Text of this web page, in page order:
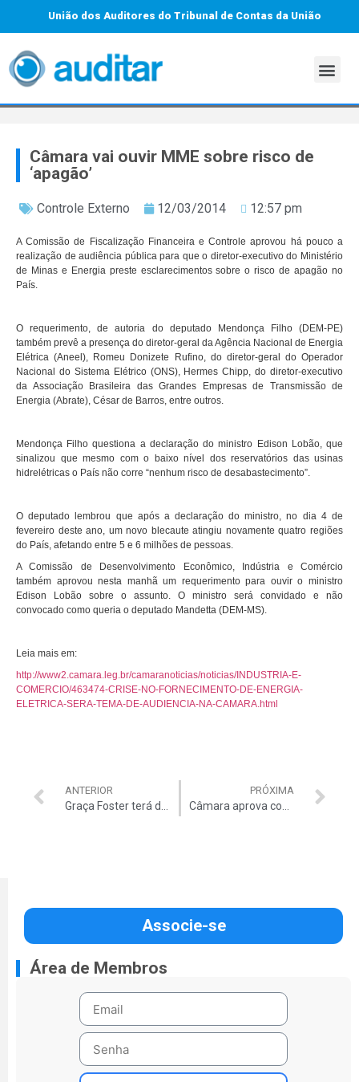
União dos Auditores do Tribunal de Contas da União
Câmara vai ouvir MME sobre risco de
‘apagão’
Controle Externo 12/03/2014 12:57 pm
A Comissão de Fiscalização Financeira e Controle aprovou há pouco a
realização de audiência pública para que o diretor-executivo do Ministério
de Minas e Energia preste esclarecimentos sobre o risco de apagão no
País.
O requerimento, de autoria do deputado Mendonça Filho (DEM-PE)
também prevê a presença do diretor-geral da Agência Nacional de Energia
Elétrica (Aneel), Romeu Donizete Rufino, do diretor-geral do Operador
Nacional do Sistema Elétrico (ONS), Hermes Chipp, do diretor-executivo
da Associação Brasileira das Grandes Empresas de Transmissão de
Energia (Abrate), César de Barros, entre outros.
Mendonça Filho questiona a declaração do ministro Edison Lobão, que
sinalizou que mesmo com o baixo nível dos reservatórios das usinas
hidrelétricas o País não corre “nenhum risco de desabastecimento”.
O deputado lembrou que após a declaração do ministro, no dia 4 de
fevereiro deste ano, um novo blecaute atingiu novamente quatro regiões
do País, afetando entre 5 e 6 milhões de pessoas.
A Comissão de Desenvolvimento Econômico, Indústria e Comércio
também aprovou nesta manhã um requerimento para ouvir o ministro
Edison Lobão sobre o assunto. O ministro será convidado e não
convocado como queria o deputado Mandetta (DEM-MS).
Leia mais em:
http://www2.camara.leg.br/camaranoticias/noticias/INDUSTRIA-E-
COMERCIO/463474-CRISE-NO-FORNECIMENTO-DE-ENERGIA-
ELETRICA-SERA-TEMA-DE-AUDIENCIA-NA-CAMARA.html
ANTERIOR PRÓXIMA
Associe-se
Área de Membros